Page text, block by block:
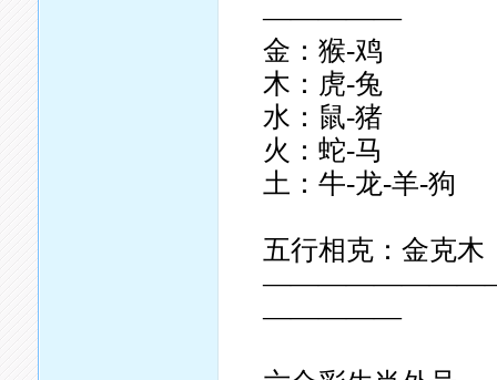
—————
金：猴-鸡
木：虎-兔
水：鼠-猪
火：蛇-马
土：牛-龙-羊-狗
五行相克：金克木
—————